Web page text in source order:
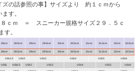
ズの話参照の事】サイズより 約１ｃｍから
す。
ｃｍ ＝ スニーカー規格サイズ２９．５ｃ
す。